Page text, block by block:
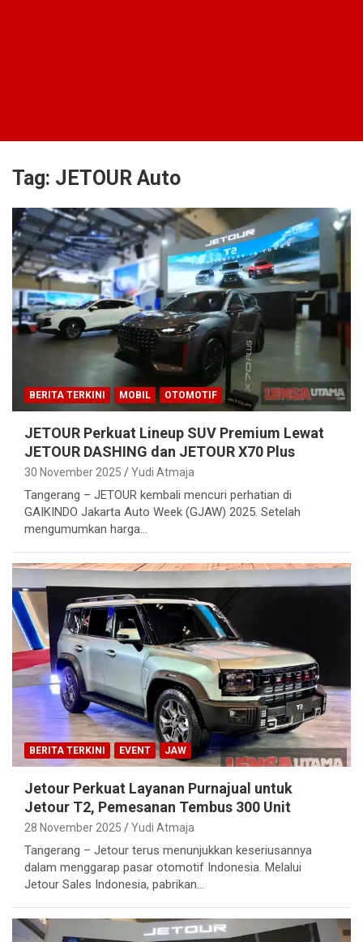
Tag: JETOUR Auto
BERITA TERKINI MOBIL OTOMOTIF
JETOUR Perkuat Lineup SUV Premium Lewat
JETOUR DASHING dan JETOUR X70 Plus
30 November 2025 Yudi Atmaja
Tangerang – JETOUR kembali mencuri perhatian di
GAIKINDO Jakarta Auto Week (GJAW) 2025. Setelah
mengumumkan harga…
BERITA TERKINI EVENT JAW
Jetour Perkuat Layanan Purnajual untuk
Jetour T2, Pemesanan Tembus 300 Unit
28 November 2025 Yudi Atmaja
Tangerang – Jetour terus menunjukkan keseriusannya
dalam menggarap pasar otomotif Indonesia. Melalui
Jetour Sales Indonesia, pabrikan…